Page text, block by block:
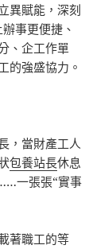
異賦能，深刻
事更便捷、
、企工作單
的強盛協力。
，當財產工人
包養站長休息
一張張“實事
著職工的等